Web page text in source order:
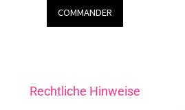
COMMANDER
Rechtliche Hinweise